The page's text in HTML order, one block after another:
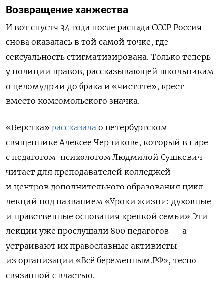
Возвращение ханжества
И вот спустя 34 года после распада СССР Россия
снова оказалась в той самой точке, где
сексуальность стигматизирована. Только теперь
у полиции нравов, рассказывающей школьникам
о целомудрии до брака и «чистоте», крест
вместо комсомольского значка.
«Верстка» рассказала о петербургском
священнике Алексее Черникове, который в паре
с педагогом-психологом Людмилой Сушкевич
читает для преподавателей колледжей
и центров дополнительного образования цикл
лекций под названием «Уроки жизни: духовные
и нравственные основания крепкой семьи» Эти
лекции уже прослушали 800 педагогов — а
устраивают их православные активисты
из организации «Всё беременным.РФ», тесно
связанной с властью.